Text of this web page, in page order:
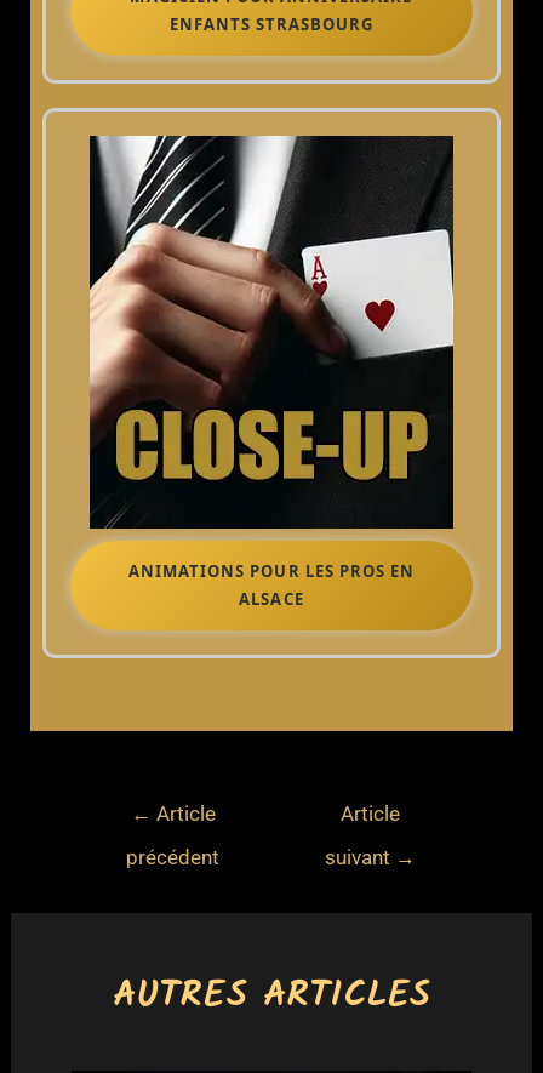
ENFANTS STRASBOURG
ANIMATIONS POUR LES PROS EN
ALSACE
← Article
précédent
Article
suivant →
AUTRES ARTICLES